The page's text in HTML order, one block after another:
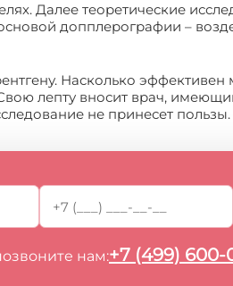
Далее теоретические
допплерографии –
Насколько эффективен
лепту вносит врач,
не принесет пользы.
нам:+7 (499) 600-